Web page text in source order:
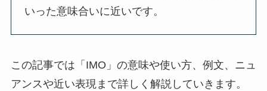
いった意味合いに近いです。
この記事では「IMO」の意味や使い方、例文、ニュ
アンスや近い表現まで詳しく解説していきます。